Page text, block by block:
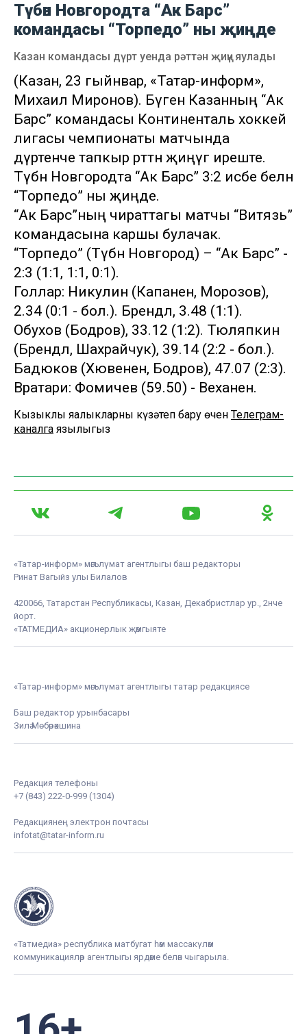
Түбән Новгородта “Ак Барс”
командасы “Торпедо” ны җиңде
Казан командасы дүрт уенда рәттән җиңү яулады
(Казан, 23 гыйнвар, «Татар-информ»,
Михаил Миронов). Бүген Казанның “Ак
Барс” командасы Континенталь хоккей
лигасы чемпионаты матчында
дүртенче тапкыр рәттән җиңүгә иреште.
Түбән Новгородта “Ак Барс” 3:2 исәбе белән
“Торпедо” ны җиңде.
“Ак Барс”ның чираттагы матчы “Витязь”
командасына каршы булачак.
“Торпедо” (Түбән Новгород) – “Ак Барс” -
2:3 (1:1, 1:1, 0:1).
Голлар: Никулин (Капанен, Морозов),
2.34 (0:1 - бол.). Брендл, 3.48 (1:1).
Обухов (Бодров), 33.12 (1:2). Тюляпкин
(Брендл, Шахрайчук), 39.14 (2:2 - бол.).
Бадюков (Хювенен, Бодров), 47.07 (2:3).
Вратари: Фомичев (59.50) - Веханен.
Кызыклы яңалыкларны күзәтеп бару өчен Телеграм-
каналга язылыгыз
«Татар-информ» мәгълүмат агентлыгы баш редакторы
Ринат Вагыйз улы Билалов
420066, Татарстан Республикасы, Казан, Декабристлар ур., 2нче
йорт.
«ТАТМЕДИА» акционерлык җәмгыяте
«Татар-информ» мәгълүмат агентлыгы татар редакциясе
Баш редактор урынбасары
Зилә Мөбәрәкшина
Редакция телефоны
+7 (843) 222-0-999 (1304)
Редакциянең электрон почтасы
infotat@tatar-inform.ru
«Татмедиа» республика матбугат һәм массакүләм
коммуникацияләр агентлыгы ярдәме белән чыгарыла.